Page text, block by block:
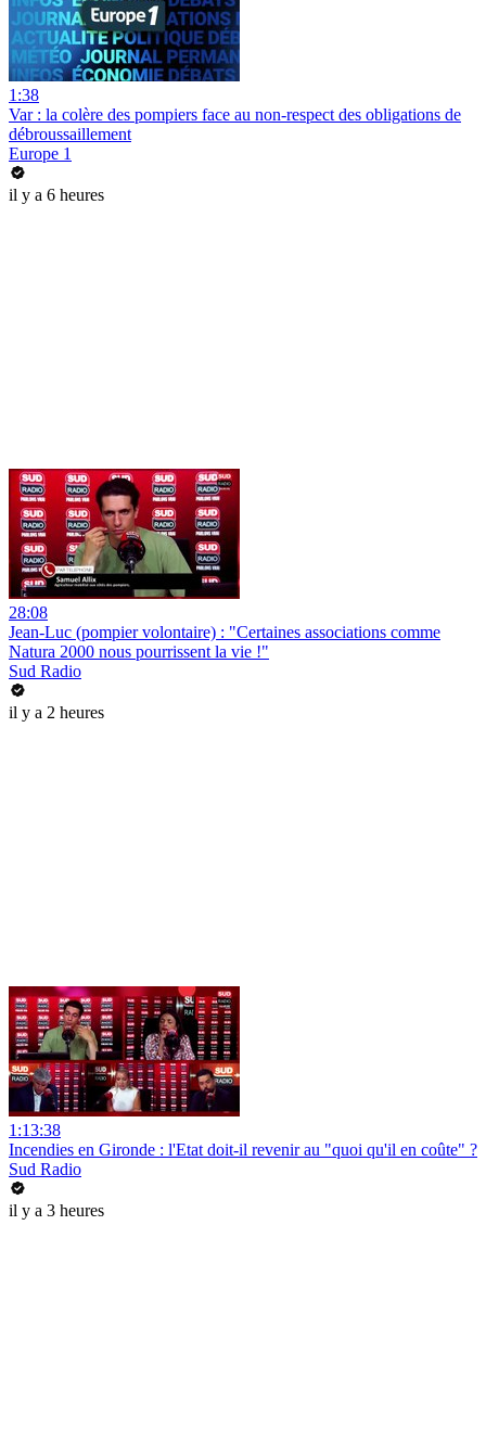
1:38
Var : la colère des pompiers face au non-respect des obligations de
débroussaillement
Europe 1
il y a 6 heures
28:08
Jean-Luc (pompier volontaire) : "Certaines associations comme
Natura 2000 nous pourrissent la vie !"
Sud Radio
il y a 2 heures
1:13:38
Incendies en Gironde : l'Etat doit-il revenir au "quoi qu'il en coûte" ?
Sud Radio
il y a 3 heures